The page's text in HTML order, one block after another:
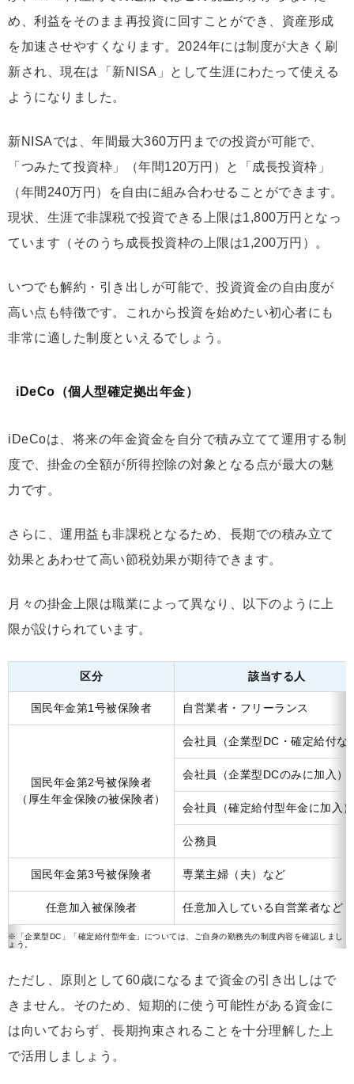
め、利益をそのまま再投資に回すことができ、資産形成
を加速させやすくなります。2024年には制度が大きく刷
新され、現在は「新NISA」として生涯にわたって使える
ようになりました。
新NISAでは、年間最大360万円までの投資が可能で、
「つみたて投資枠」（年間120万円）と「成長投資枠」
（年間240万円）を自由に組み合わせることができます。
現状、生涯で非課税で投資できる上限は1,800万円となっ
ています（そのうち成長投資枠の上限は1,200万円）。
いつでも解約・引き出しが可能で、投資資金の自由度が
高い点も特徴です。これから投資を始めたい初心者にも
非常に適した制度といえるでしょう。
iDeCo（個人型確定拠出年金）
iDeCoは、将来の年金資金を自分で積み立てて運用する制
度で、掛金の全額が所得控除の対象となる点が最大の魅
力です。
さらに、運用益も非課税となるため、長期での積み立て
効果とあわせて高い節税効果が期待できます。
月々の掛金上限は職業によって異なり、以下のように上
限が設けられています。
区分 該当する人
国民年金第1号被保険者 自営業者・フリーランス
国民年金第2号被保険者
（厚生年金保険の被保険者）
会社員（企業型DC・確定給付な
会社員（企業型DCのみに加入）
会社員（確定給付型年金に加入）
公務員
国民年金第3号被保険者 専業主婦（夫）など
任意加入被保険者 任意加入している自営業者など
※「企業型DC」「確定給付型年金」については、ご自身の勤務先の制度内容を確認しまし
ょう。
ただし、原則として60歳になるまで資金の引き出しはで
きません。そのため、短期的に使う可能性がある資金に
は向いておらず、長期拘束されることを十分理解した上
で活用しましょう。